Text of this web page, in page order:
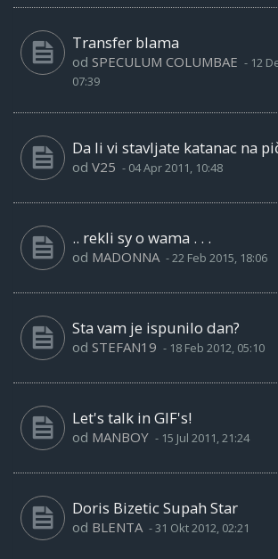
Transfer blama
od SPECULUM COLUMBAE - 12
07:39
Da li vi stavljate katanac na
od V25 - 04 Apr 2011, 10:48
.. rekli sy o wama . . .
od MADONNA -22 Feb 2015, 18:06
Sta vam je ispunilo dan?
od STEFAN19 - 18 Feb 2012, 05:10
Let's talk in GIF's!
od MANBOY - 15 Jul 2011, 21:24
Doris Bizetic Supah Star
od BLENTA -31 Okt 2012, 02:21